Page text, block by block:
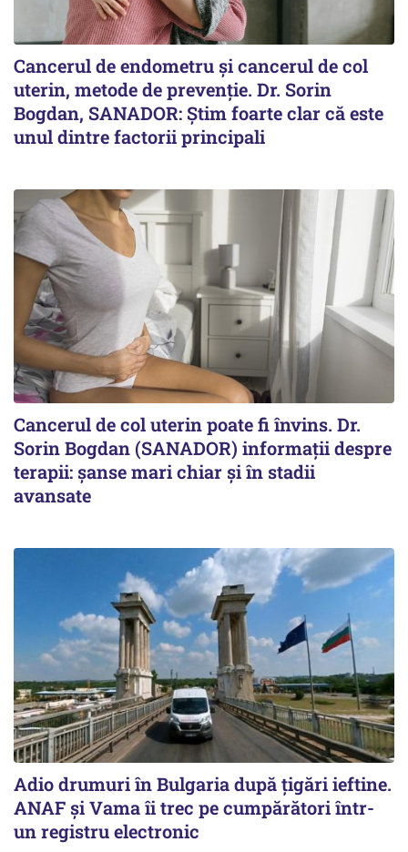
Cancerul de endometru și cancerul de col
uterin, metode de prevenție. Dr. Sorin
Bogdan, SANADOR: Știm foarte clar că este
unul dintre factorii principali
Cancerul de col uterin poate fi învins. Dr.
Sorin Bogdan (SANADOR) informații despre
terapii: șanse mari chiar și în stadii
avansate
Adio drumuri în Bulgaria după țigări ieftine.
ANAF și Vama îi trec pe cumpărători într-
un registru electronic